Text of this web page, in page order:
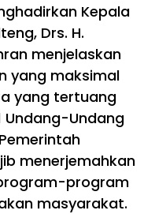
Kepala
Drs. H.
menjelaskan
yang maksimal
yang tertuang
Undang-Undang
menerjemahkan
program
masyarakat.